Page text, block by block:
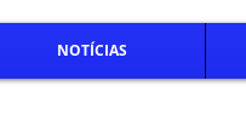
NOTÍCIAS